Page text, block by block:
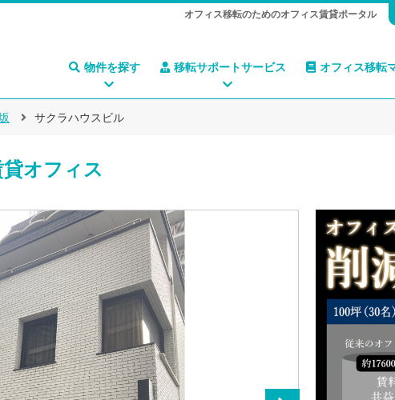
オフィス移転のためのオフィス賃貸ポータル
物件を探す 移転サポートサービス オフィス移転
サクラハウスビル
オフィス